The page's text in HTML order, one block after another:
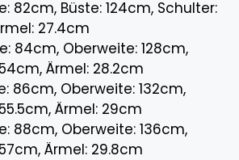
82cm, Büste: 124cm, Schulter:
27.4cm
84cm, Oberweite: 128cm,
Ärmel: 28.2cm
86cm, Oberweite: 132cm,
Ärmel: 29cm
88cm, Oberweite: 136cm,
Ärmel: 29.8cm